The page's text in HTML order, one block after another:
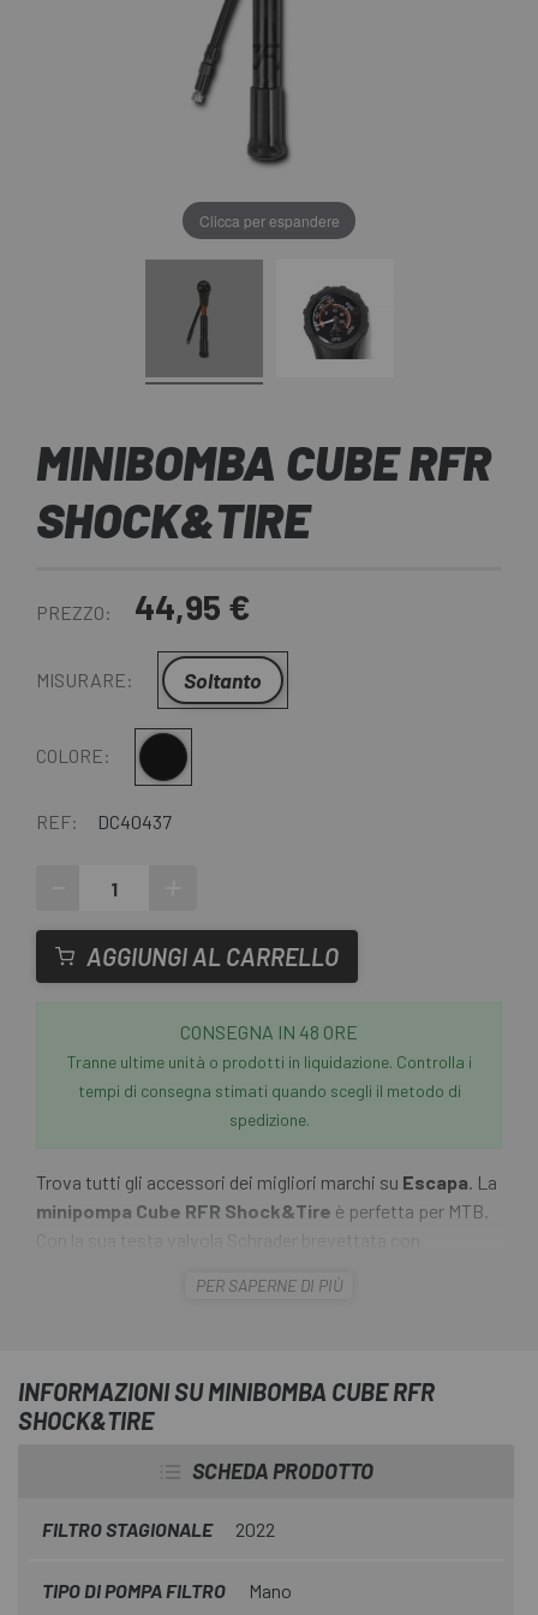
Clicca per espandere
MINIBOMBA CUBE RFR
SHOCK&TIRE
PREZZO: 44,95 €
MISURARE: Soltanto
COLORE: Nero
REF: DC40437
AGGIUNGI AL CARRELLO
CONSEGNA IN 48 ORE
Tranne ultime unità o prodotti in liquidazione. Controlla i
tempi di consegna stimati quando scegli il metodo di
spedizione.
Trova tutti gli accessori dei migliori marchi su Escapa. La
minipompa Cube RFR Shock&Tire è perfetta per MTB.
Con la sua testa valvola Schrader brevettata con
per shock garantisce la massima flessibilità. A seconda
pneumatici, controllo sempre il manometro e lo regolo con
il pulsante di sgonfiaggio.
PER SAPERNE DI PIÙ
INFORMAZIONI SU MINIBOMBA CUBE RFR
SHOCK&TIRE
SCHEDA PRODOTTO
FILTRO STAGIONALE 2022
TIPO DI POMPA FILTRO Mano